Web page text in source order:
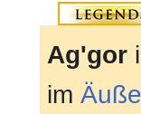
Ag'gor
im